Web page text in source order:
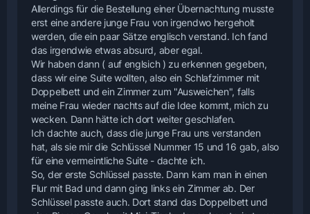
Allerdings für die Bestellung einer Übernachtung musste
erst eine andere junge Frau von irgendwo hergeholt
werden, die ein paar Sätze englisch verstand. Ich fand
das irgendwie etwas absurd, aber egal.
Wir haben dann ( auf englsich ) zu erkennen gegeben,
dass wir eine Suite wollten, also ein Schlafzimmer mit
Doppelbett und ein Zimmer zum "Ausweichen", falls
meine Frau wieder nachts auf die Idee kommt, mich zu
wecken. Dann hätte ich dort weiter geschlafen.
Ich dachte auch, dass die junge Frau uns verstanden
hat, als sie mir die Schlüssel Nummer 15 und 16 gab, also
für eine vermeintliche Suite - dachte ich.
So, der erste Schlüssel passte. Dann kam man in einen
Flur mit Bad und dann ging links ein Zimmer ab. Der
Schlüssel passte auch. Dort stand das Doppelbett und